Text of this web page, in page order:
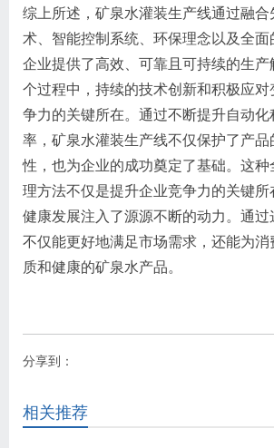
综上所述，矿泉水灌装生产线通过融合
术、智能控制系统、环保理念以及全面
企业提供了高效、可靠且可持续的生
个过程中，持续的技术创新和积极应
争力的关键所在。通过不断提升自动化
率，矿泉水灌装生产线不仅保护了产品
性，也为企业的成功奠定了基础。这种
理方法不仅是提升企业竞争力的关键所
健康发展注入了源源不断的动力。通过
不仅能更好地满足市场需求，还能为
质和健康的矿泉水产品。
分享到：
相关推荐